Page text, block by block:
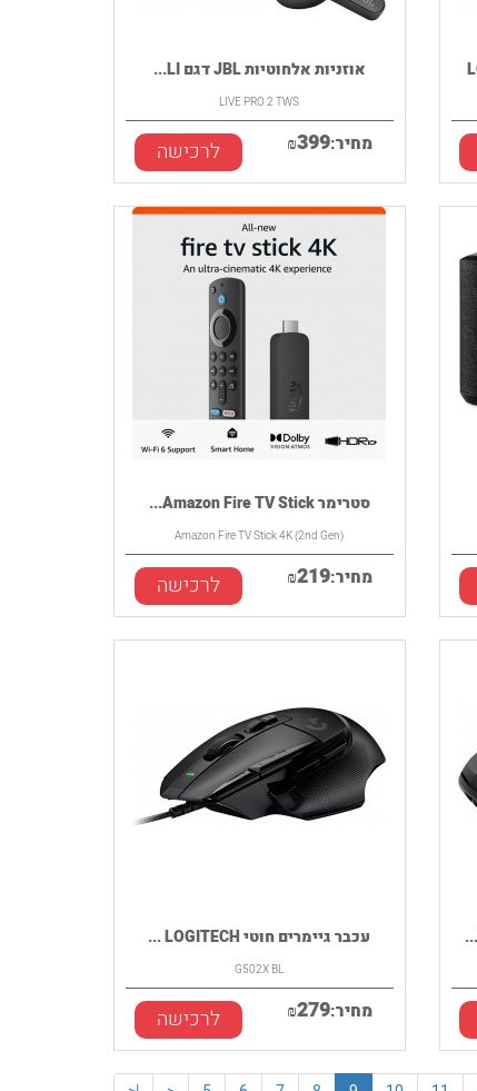
אוזניות אלחוטיות JBL דגם LI...
LIVE PRO 2 TWS
מחיר: ₪399 לרכישה
סטרימר Amazon Fire TV Stick...
Amazon Fire TV Stick 4K (2nd Gen)
מחיר: ₪219 לרכישה
עכבר גיימרים חוטי LOGITECH ...
G502X BL
מחיר: ₪279 לרכישה